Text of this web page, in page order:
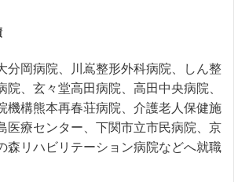
分岡病院、川嶌整形外科病院、しん整
院、玄々堂高田病院、高田中央病院、
機構熊本再春荘病院、介護老人保健施
医療センター、下関市立市民病院、京
森リハビリテーション病院などへ就職